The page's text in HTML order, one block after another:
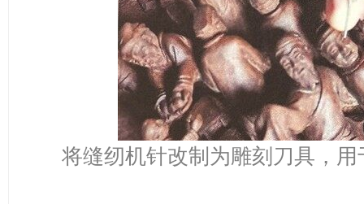
将缝纫机针改制为雕刻刀具，